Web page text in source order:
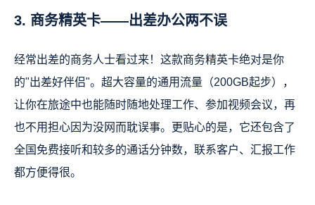
3. 商务精英卡——出差办公两不误
经常出差的商务人士看过来！这款商务精英卡绝对是你
的"出差好伴侣"。超大容量的通用流量（200GB起步），
让你在旅途中也能随时随地处理工作、参加视频会议，再
也不用担心因为没网而耽误事。更贴心的是，它还包含了
全国免费接听和较多的通话分钟数，联系客户、汇报工作
都方便得很。